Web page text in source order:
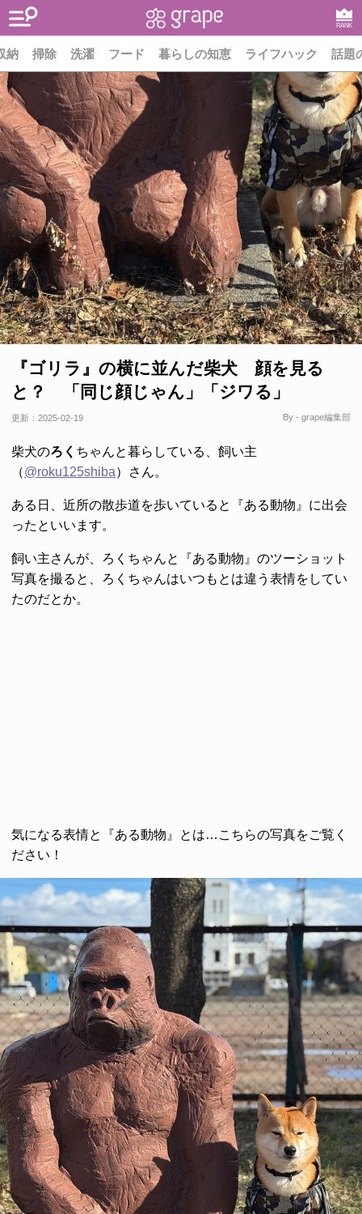
RANK
納 掃除 洗濯 フード 暮らしの知恵 ライフハック 話題
『ゴリラ』の横に並んだ柴犬 顔を見る
と？ 「同じ顔じゃん」「ジワる」
更新： 2025-02-19 By - grape編集部
柴犬のろく ちゃんと暮らしている、飼い主
（@roku125shiba）さん。
ある日、近所の散歩道を歩いていると『ある動物』に出会
ったといいます。
飼い主さんが、ろくちゃんと『ある動物』のツーショット
写真を撮ると、ろくちゃんはいつもとは違う表情をしてい
たのだとか。
気になる表情と『ある動物』とは…こちらの写真をご覧く
ださい！